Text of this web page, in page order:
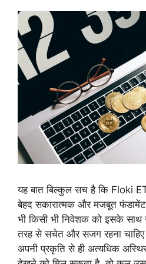
यह बात बिल्कुल सच है कि Floki
बेहद सकारात्मक और मजबूत
भी किसी भी निवेशक को इसके साथ
तरह से सचेत और सजग रहना
अपनी प्रकृति से ही अत्यधिक